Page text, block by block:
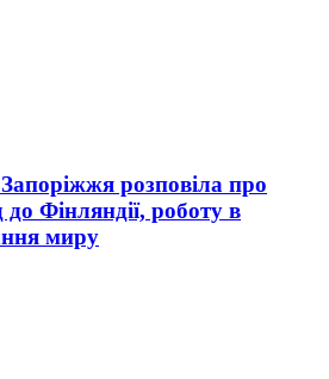
Запоріжжя розповіла про
Фінляндії, роботу в
миру